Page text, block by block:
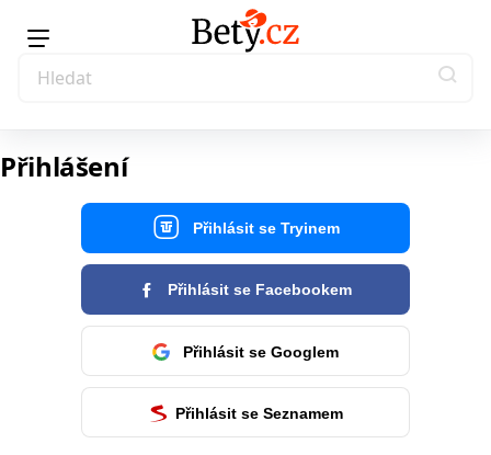
Přihlášení
Přihlásit se Tryinem
Přihlásit se Facebookem
Přihlásit se Googlem
Přihlásit se Seznamem